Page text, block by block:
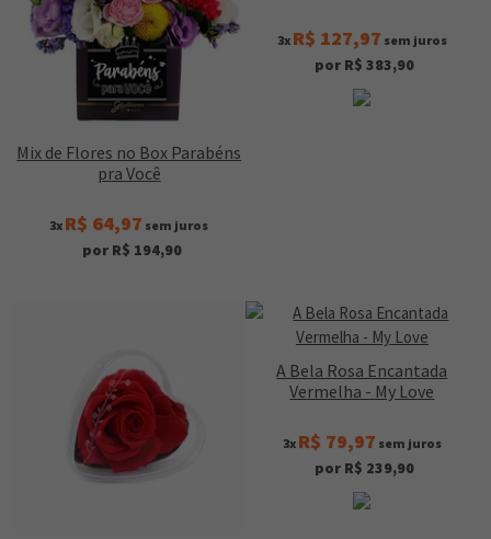
Mix de Flores no Box Parabéns
pra Você
3x R$ 64,97 sem juros
por R$ 194,90
3x R$ 127,97 sem juros
por R$ 383,90
A Bela Rosa Encantada
Vermelha - My Love
3x R$ 79,97 sem juros
por R$ 239,90